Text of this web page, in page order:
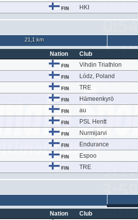
FIN HKI
21,1 km
Nation Club
FIN Vihdin Triathlon
FIN Lódz, Poland
FIN TRE
FIN Hämeenkyrö
FIN au
FIN PSL Hentt
FIN Nurmijarvi
FIN Endurance
FIN Espoo
FIN TRE
Nation Club